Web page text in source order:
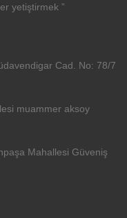
yetiştirmek ”
Cad. No: 78/7
muammer aksoy
Mahallesi Güveniş